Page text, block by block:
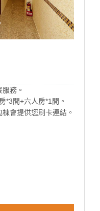
務。
*3間+六人房*1間。
會提供您刷卡連結。
水